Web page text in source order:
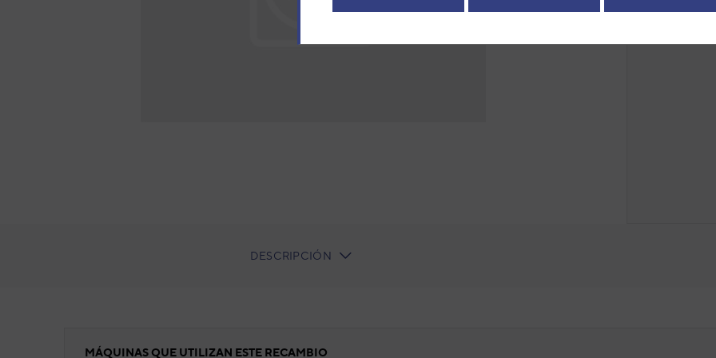
CURRENT
DESCRIPCIÓN
MÁQUINAS QUE UTILIZAN ESTE RECAMBIO